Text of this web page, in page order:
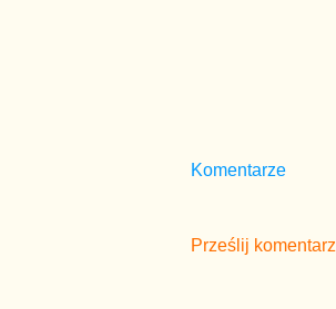
Komentarze
Prześlij komentarz